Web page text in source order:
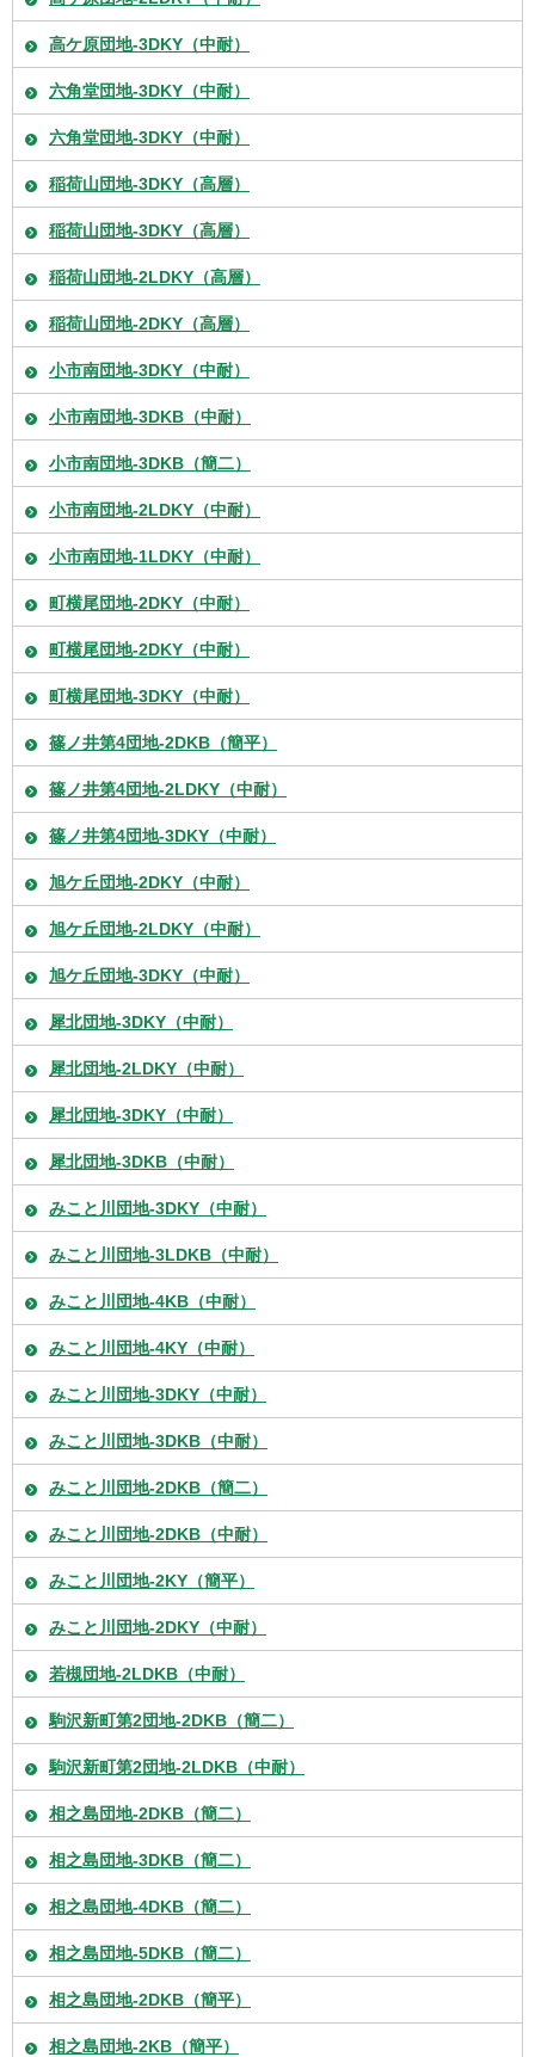
高ケ原団地-3DKY（中耐）
六角堂団地-3DKY（中耐）
六角堂団地-3DKY（中耐）
稲荷山団地-3DKY（高層）
稲荷山団地-3DKY（高層）
稲荷山団地-2LDKY（高層）
稲荷山団地-2DKY（高層）
小市南団地-3DKY（中耐）
小市南団地-3DKB（中耐）
小市南団地-3DKB（簡二）
小市南団地-2LDKY（中耐）
小市南団地-1LDKY（中耐）
町横尾団地-2DKY（中耐）
町横尾団地-2DKY（中耐）
町横尾団地-3DKY（中耐）
篠ノ井第4団地-2DKB（簡平）
篠ノ井第4団地-2LDKY（中耐）
篠ノ井第4団地-3DKY（中耐）
旭ケ丘団地-2DKY（中耐）
旭ケ丘団地-2LDKY（中耐）
旭ケ丘団地-3DKY（中耐）
犀北団地-3DKY（中耐）
犀北団地-2LDKY（中耐）
犀北団地-3DKY（中耐）
犀北団地-3DKB（中耐）
みこと川団地-3DKY（中耐）
みこと川団地-3LDKB（中耐）
みこと川団地-4KB（中耐）
みこと川団地-4KY（中耐）
みこと川団地-3DKY（中耐）
みこと川団地-3DKB（中耐）
みこと川団地-2DKB（簡二）
みこと川団地-2DKB（中耐）
みこと川団地-2KY（簡平）
みこと川団地-2DKY（中耐）
若槻団地-2LDKB（中耐）
駒沢新町第2団地-2DKB（簡二）
駒沢新町第2団地-2LDKB（中耐）
相之島団地-2DKB（簡二）
相之島団地-3DKB（簡二）
相之島団地-4DKB（簡二）
相之島団地-5DKB（簡二）
相之島団地-2DKB（簡平）
相之島団地-2KB（簡平）